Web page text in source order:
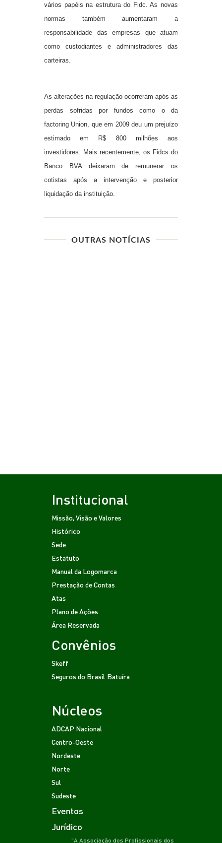
vários papéis na estrutura do Fidc. As novas
normas também aumentaram a
responsabilidade das empresas que atuam
como custodiantes e administradores das
carteiras.
As alterações na regulação ocorreram após as
perdas sofridas por fundos como o da
factoring Union, que em 2009 deu um prejuízo
estimado em R$ 800 milhões aos
investidores. Mais recentemente, os Fidcs do
Banco BVA deixaram de remunerar os
cotistas após a intervenção e posterior
liquidação da instituição.
OUTRAS NOTÍCIAS
Institucional
Missão, Visão e Valores
Histórico
Sede
Estatuto
Manual da Logomarca
Prestação de Contas
Atas
Plano de Ações
Área Reservada
Convênios
Skeff
Seguros do Brasil Batuíra
Núcleos
ADCAP Nacional
Centro-Oeste
Nordeste
Norte
Sul
Sudeste
Eventos
Jurídico
"A Associação dos Profissionais dos